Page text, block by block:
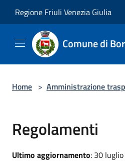
Regione Friuli Venezia Giulia
Comune di
Home > Amministrazione
Regolamenti
Ultimo aggiornamento: 30